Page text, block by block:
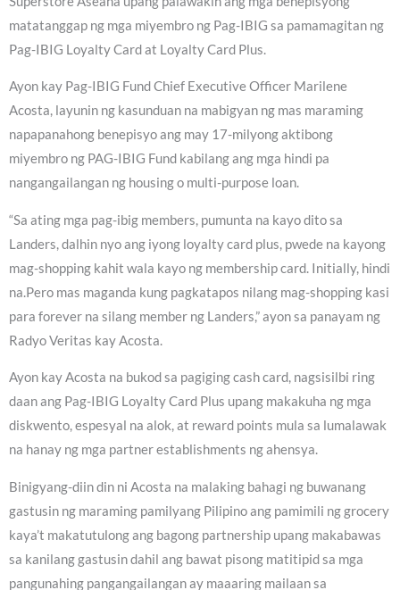
matatanggap ng mga miyembro ng Pag-IBIG sa pamamagitan ng
Pag-IBIG Loyalty Card at Loyalty Card Plus.
Ayon kay Pag-IBIG Fund Chief Executive Officer Marilene
Acosta, layunin ng kasunduan na mabigyan ng mas maraming
napapanahong benepisyo ang may 17-milyong aktibong
miyembro ng PAG-IBIG Fund kabilang ang mga hindi pa
nangangailangan ng housing o multi-purpose loan.
“Sa ating mga pag-ibig members, pumunta na kayo dito sa
Landers, dalhin nyo ang iyong loyalty card plus, pwede na kayong
mag-shopping kahit wala kayo ng membership card. Initially, hindi
na.Pero mas maganda kung pagkatapos nilang mag-shopping kasi
para forever na silang member ng Landers,” ayon sa panayam ng
Radyo Veritas kay Acosta.
Ayon kay Acosta na bukod sa pagiging cash card, nagsisilbi ring
daan ang Pag-IBIG Loyalty Card Plus upang makakuha ng mga
diskwento, espesyal na alok, at reward points mula sa lumalawak
na hanay ng mga partner establishments ng ahensya.
Binigyang-diin din ni Acosta na malaking bahagi ng buwanang
gastusin ng maraming pamilyang Pilipino ang pamimili ng grocery
kaya’t makatutulong ang bagong partnership upang makabawas
sa kanilang gastusin dahil ang bawat pisong matitipid sa mga
pangunahing pangangailangan ay maaaring mailaan sa